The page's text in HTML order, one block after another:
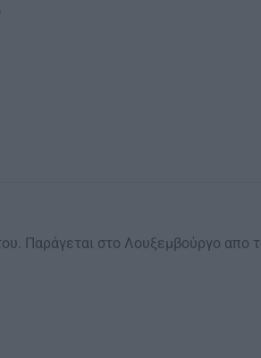
Παράγεται στο Λουξεμβούργο απο